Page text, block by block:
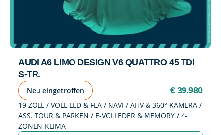
AUDI A6 LIMO DESIGN V6 QUATTRO 45 TDI
S-TR.
Neu eingetroffen € 39.980
19 ZOLL / VOLL LED & FLA / NAVI / AHV & 360° KAMERA /
ASS. TOUR & PARKEN / E-VOLLEDER & MEMORY / 4-
ZONEN-KLIMA